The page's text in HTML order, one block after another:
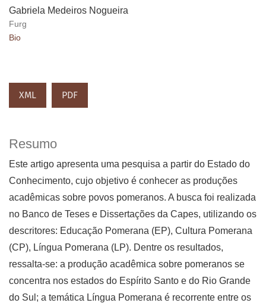
Gabriela Medeiros Nogueira
Furg
Bio
XML PDF
Resumo
Este artigo apresenta uma pesquisa a partir do Estado do
Conhecimento, cujo objetivo é conhecer as produções
acadêmicas sobre povos pomeranos. A busca foi realizada
no Banco de Teses e Dissertações da Capes, utilizando os
descritores: Educação Pomerana (EP), Cultura Pomerana
(CP), Língua Pomerana (LP). Dentre os resultados,
ressalta-se: a produção acadêmica sobre pomeranos se
concentra nos estados do Espírito Santo e do Rio Grande
do Sul; a temática Língua Pomerana é recorrente entre os